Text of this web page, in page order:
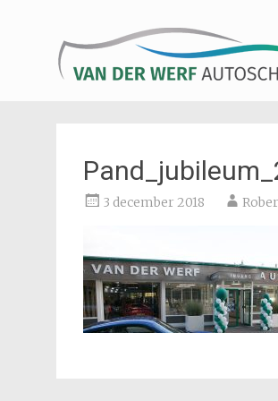
3 december 2018